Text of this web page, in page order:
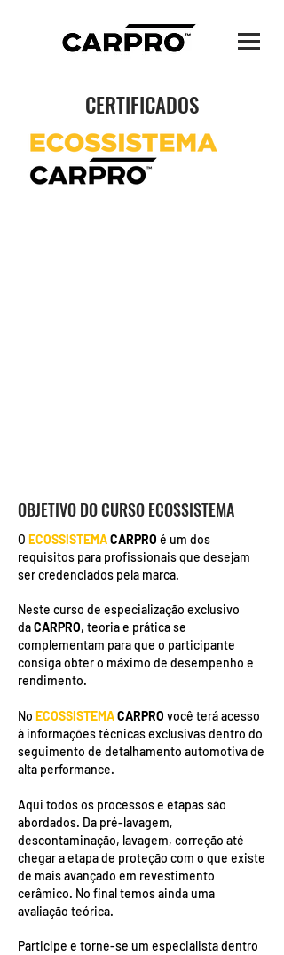
CERTIFICADOS
OBJETIVO DO CURSO ECOSSISTEMA
O ECOSSISTEMACARPRO é um dos
requisitos para profissionais que desejam
ser credenciados pela marca.
Neste curso de especialização exclusivo
daCARPRO, teoria e prática se
complementam para que o participante
consiga obter o máximo de desempenho e
rendimento.
No ECOSSISTEMACARPRO você terá acesso
à informações técnicas exclusivas dentro do
seguimento de detalhamento automotiva de
alta performance.
Aqui todos os processos e etapas são
abordados. Da pré-lavagem,
descontaminação, lavagem, correção até
chegar a etapa de proteção com o que existe
de mais avançado em revestimento
cerâmico. No final temos ainda uma
avaliação teórica.
Participe e torne-se um especialista dentro